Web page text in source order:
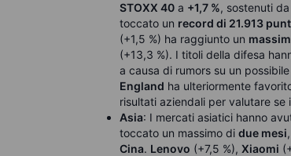
STOXX 40 a +1,7 %, sostenuti
toccato un record di 21.913
(+1,5 %) ha raggiunto un
(+13,3 %). I titoli della difesa
a causa di rumors su un
England ha ulteriormente
risultati aziendali per valutare se
Asia: I mercati asiatici hanno
toccato un massimo di due mesi
Cina. Lenovo (+7,5 %), Xiaomi